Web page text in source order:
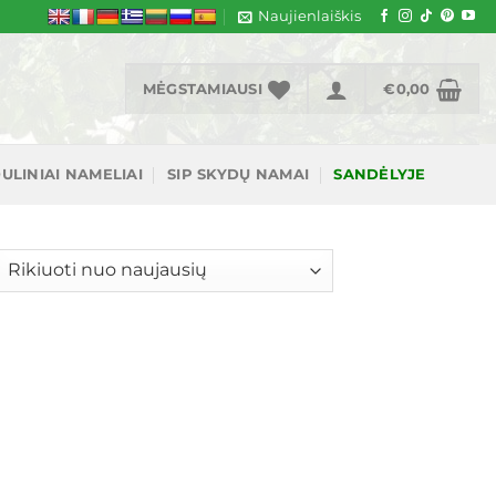
Naujienlaiškis
MĖGSTAMIAUSI €0,00
NAMELIAI SIP SKYDŲ NAMAI SANDĖLYJE